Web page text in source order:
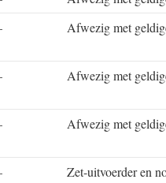
Afwezig met
Afwezig met
Afwezig met
Zet-uitvoerder en